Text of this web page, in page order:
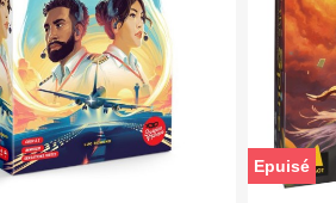
Epuisé